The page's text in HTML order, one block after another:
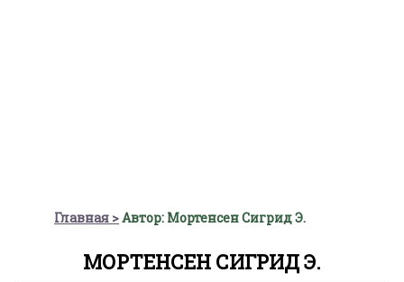
Главная Автор: Мортенсен Сигрид Э.
МОРТЕНСЕН СИГРИД Э.